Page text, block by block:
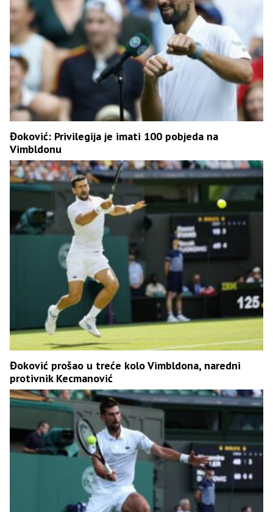
Đoković: Privilegija je imati 100 pobjeda na
Vimbldonu
Đoković prošao u treće kolo Vimbldona, naredni
protivnik Kecmanović